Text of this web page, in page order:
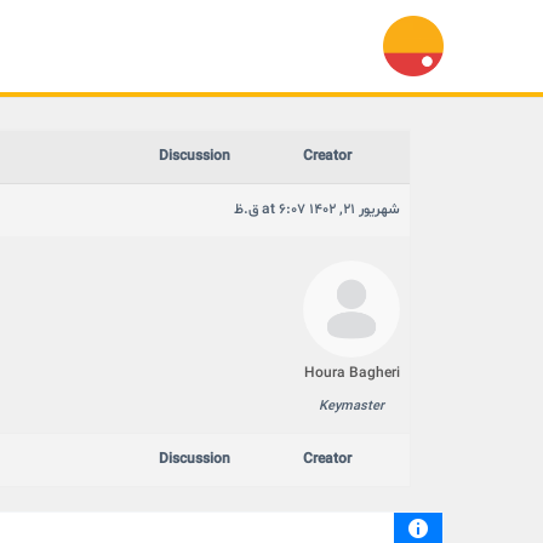
Creator
Discussion
شهریور 21, 1402 at 6:07 ق.ظ
Houra Bagheri
Keymaster
Creator
Discussion